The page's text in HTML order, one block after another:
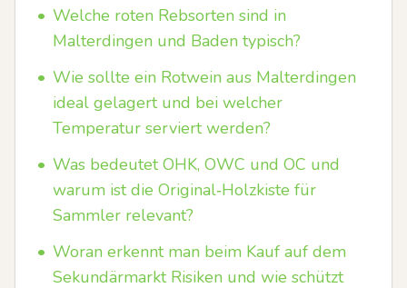
• Welche roten Rebsorten sind in
Malterdingen und Baden typisch?
• Wie sollte ein Rotwein aus Malterdingen
ideal gelagert und bei welcher
Temperatur serviert werden?
• Was bedeutet OHK, OWC und OC und
warum ist die Original‑Holzkiste für
Sammler relevant?
• Woran erkennt man beim Kauf auf dem
Sekundärmarkt Risiken und wie schützt